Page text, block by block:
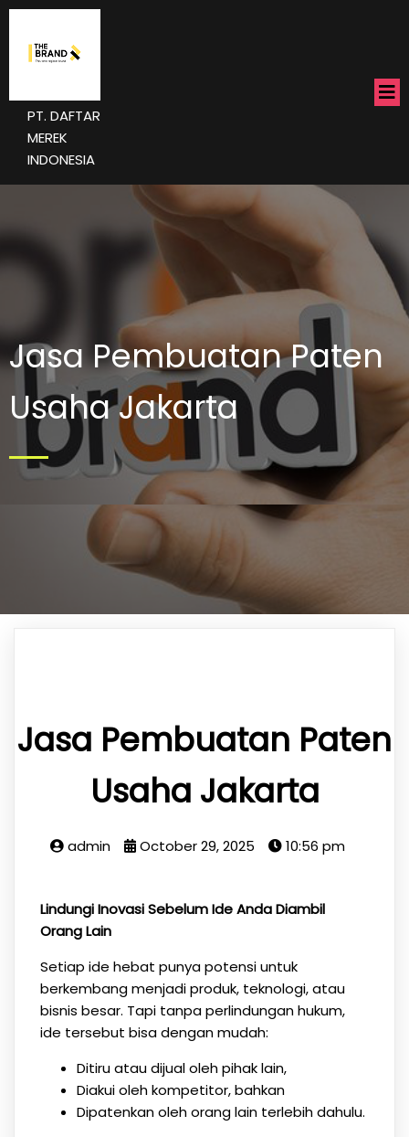
PT. DAFTAR
MEREK
INDONESIA
Jasa Pembuatan Paten
Usaha Jakarta
Jasa Pembuatan Paten
Usaha Jakarta
admin October 29, 2025 10:56 pm
Lindungi Inovasi Sebelum Ide Anda Diambil
Orang Lain
Setiap ide hebat punya potensi untuk
berkembang menjadi produk, teknologi, atau
bisnis besar. Tapi tanpa perlindungan hukum,
ide tersebut bisa dengan mudah:
Ditiru atau dijual oleh pihak lain,
Diakui oleh kompetitor, bahkan
Dipatenkan oleh orang lain terlebih dahulu.